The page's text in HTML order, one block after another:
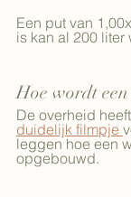
Een put van
is kan al 200 liter
Hoe wordt
De overheid
duidelijk filmpje
leggen hoe een
opgebouwd.